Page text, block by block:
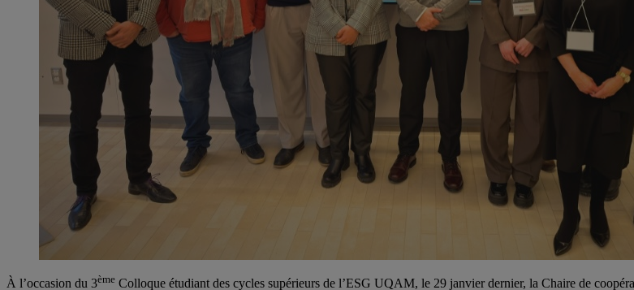
À l’occasion du 3ème Colloque étudiant des cycles supérieurs de l’ESG UQAM, le 29 janvier dernier, la Chaire de